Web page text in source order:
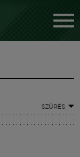
SZŰRÉS